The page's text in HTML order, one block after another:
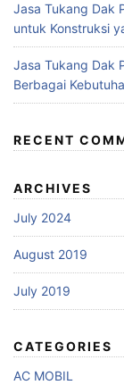
Jasa Tukang Dak
untuk Konstruksi
Jasa Tukang Dak
Berbagai
RECENT
ARCHIVES
July 2024
August 2019
July 2019
CATEGORIES
AC MOBIL